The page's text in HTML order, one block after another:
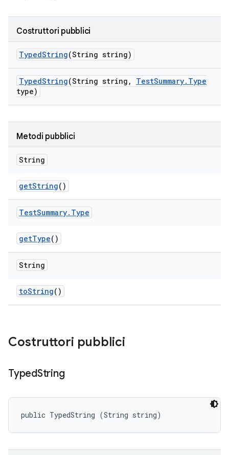
Costruttori pubblici
TypedString(String string)
TypedString(String string , TestSummary. Type
type)
Metodi pubblici
String
getString()
TestSummary. Type
getType()
String
toString()
Costruttori pubblici
TypedString
public TypedString (String string)